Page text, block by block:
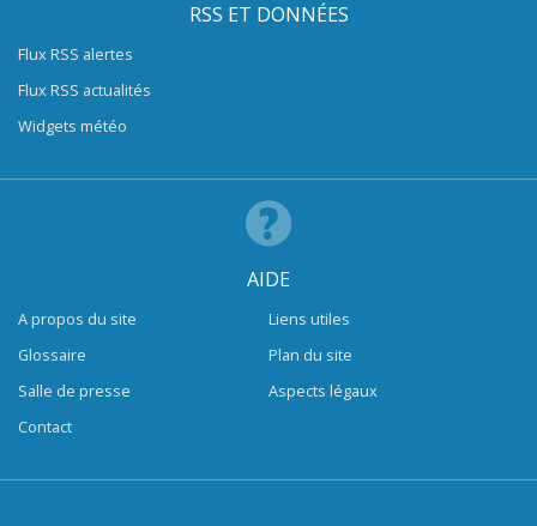
RSS ET DONNÉES
Flux RSS alertes
Flux RSS actualités
Widgets météo
AIDE
A propos du site
Glossaire
Salle de presse
Contact
Liens utiles
Plan du site
Aspects légaux